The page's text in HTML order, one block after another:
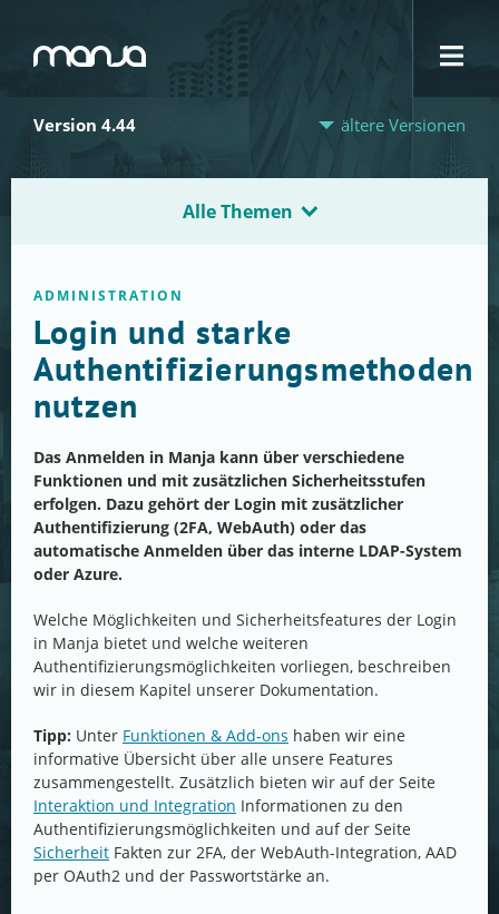
Navigation
Version 4.44 ältere Versionen
Alle Themen
ADMINISTRATION
Login und starke
Authentifizierungsmethoden
nutzen
Das Anmelden in Manja kann über verschiedene
Funktionen und mit zusätzlichen Sicherheitsstufen
erfolgen. Dazu gehört der Login mit zusätzlicher
Authentifizierung (2FA, WebAuth) oder das
automatische Anmelden über das interne LDAP-System
oder Azure.
Welche Möglichkeiten und Sicherheitsfeatures der Login
in Manja bietet und welche weiteren
Authentifizierungsmöglichkeiten vorliegen, beschreiben
wir in diesem Kapitel unserer Dokumentation.
Tipp: Unter Funktionen & Add-ons haben wir eine
informative Übersicht über alle unsere Features
zusammengestellt. Zusätzlich bieten wir auf der Seite
Interaktion und Integration Informationen zu den
Authentifizierungsmöglichkeiten und auf der Seite
Sicherheit Fakten zur 2FA, der WebAuth-Integration, AAD
per OAuth2 und der Passwortstärke an.